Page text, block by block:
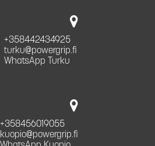
+358442434925
turku@powergrip.fi
WhatsApp Turku
+358456019055
kuopio@powergrip.fi